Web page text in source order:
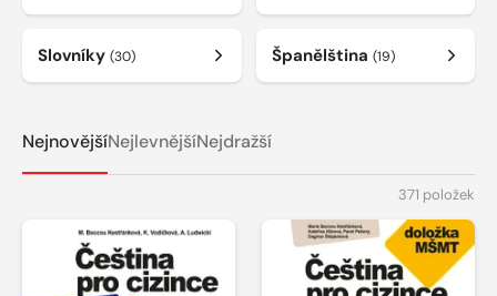
Slovníky (30) Španělština (19)
NejnovějšíNejlevnějšíNejdražší
371 položek